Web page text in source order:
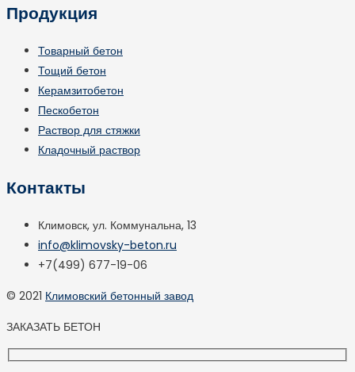
Продукция
Товарный бетон
Тощий бетон
Керамзитобетон
Пескобетон
Раствор для стяжки
Кладочный раствор
Контакты
Климовск, ул. Коммунальна, 13
info@klimovsky-beton.ru
+7(499) 677-19-06
© 2021 Климовский бетонный завод
ЗАКАЗАТЬ БЕТОН